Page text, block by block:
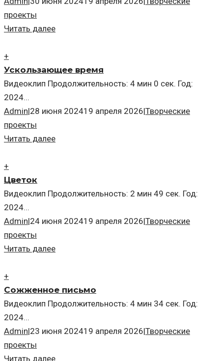
проекты
Читать далее
+
Ускользающее время
Видеоклип Продолжительность: 4 мин 0 сек. Год:
2024...
Admin|28 июня 202419 апреля 2026|Творческие
проекты
Читать далее
+
Цветок
Видеоклип Продолжительность: 2 мин 49 сек. Год:
2024...
Admin|24 июня 202419 апреля 2026|Творческие
проекты
Читать далее
+
Сожженное письмо
Видеоклип Продолжительность: 4 мин 34 сек. Год:
2024...
Admin|23 июня 202419 апреля 2026|Творческие
проекты
Читать далее